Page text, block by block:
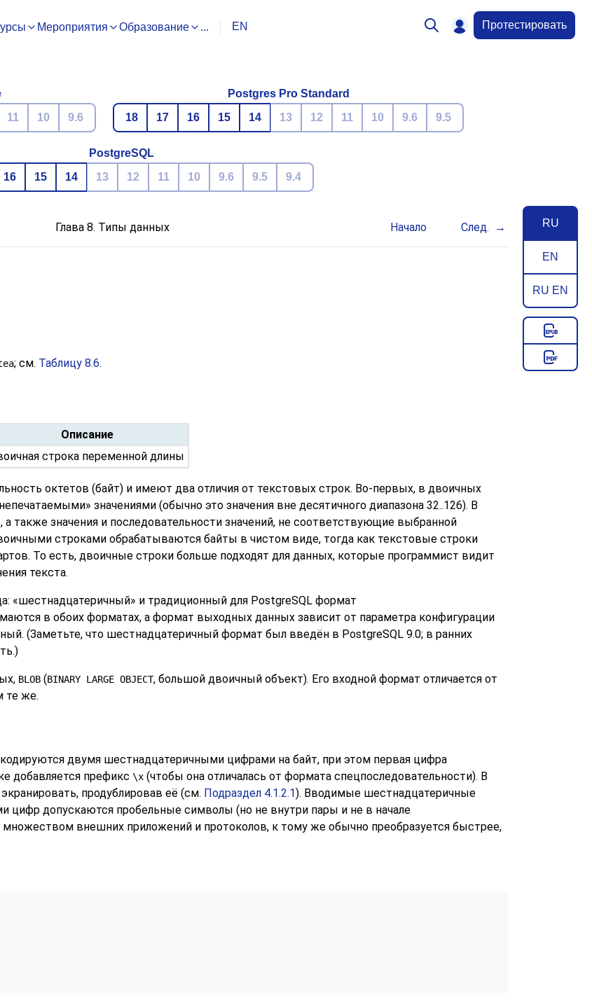
Мероприятия Образование ... EN Протестировать
11 10 9.6
Postgres Pro Standard
18
17 16 15 14 13 12 11 10 9.6 9.5
PostgreSQL
16 15 14 13 12 11 10 9.6 9.5 9.4
RU
EN
RU EN
Глава 8. Типы данных Начало След.
; см. Таблицу 8.6.
Описание
строка переменной длины
октетов (байт) и имеют два отличия от текстовых строк. Во-первых, в двоичных
непечатаемыми» значениями (обычно это значения вне десятичного диапазона 32..126). В
также значения и последовательности значений, не соответствующие выбранной
строками обрабатываются байты в чистом виде, тогда как текстовые строки
То есть, двоичные строки больше подходят для данных, которые программист видит
текста.
«шестнадцатеричный» и традиционный для PostgreSQL формат
в обоих форматах, а формат выходных данных зависит от параметра конфигурации
(Заметьте, что шестнадцатеричный формат был введён в PostgreSQL 9.0; в ранних
BLOB (BINARY LARGE OBJECT, большой двоичный объект). Его входной формат отличается от
те же.
двумя шестнадцатеричными цифрами на байт, при этом первая цифра
добавляется префикс \x (чтобы она отличалась от формата спецпоследовательности). В
продублировав её (см. Подраздел 4.1.2.1). Вводимые шестнадцатеричные
допускаются пробельные символы (но не внутри пары и не в начале
внешних приложений и протоколов, к тому же обычно преобразуется быстрее,